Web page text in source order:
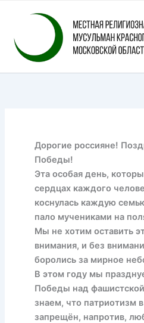
содержимому
Дорогие россияне!
Победы!
Эта особая день,
сердцах каждого
коснулась каждую
пало мучениками на
Мы не хотим оставить
внимания, и без
боролись за мирное
В этом году мы
Победы над
знаем, что патриотизм
запрещён, напротив,